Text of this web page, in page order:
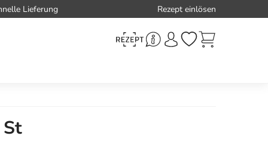
Lieferung Rezept einlösen